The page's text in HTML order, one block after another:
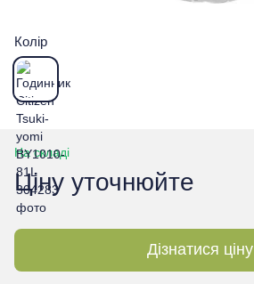
Колір
На складі
Ціну уточнюйте
Дізнатися ціну